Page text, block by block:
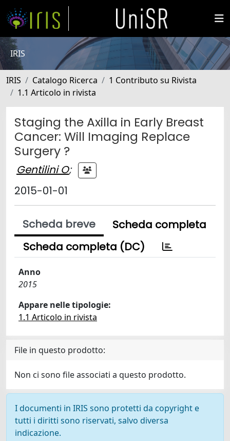
IRIS
IRIS Catalogo Ricerca
1 Contributo su Rivista
1.1 Articolo in rivista
Staging the Axilla in Early Breast
Cancer: Will Imaging Replace
Surgery ?
Gentilini O;
2015-01-01
Scheda breve
Scheda completa
Scheda completa (DC)
Anno
2015
Appare nelle tipologie:
1.1 Articolo in rivista
File in questo prodotto:
Non ci sono file associati a questo prodotto.
I documenti in IRIS sono protetti da copyright e
tutti i diritti sono riservati, salvo diversa
indicazione.